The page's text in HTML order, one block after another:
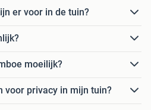
er voor in de tuin?
moeilijk?
voor privacy in mijn tuin?